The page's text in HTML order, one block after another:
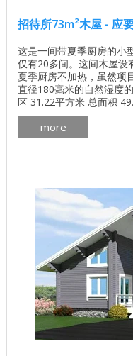
招待所73m²木屋 - 应
这是一间带夏季厨房的小
仅有20多间。这间木屋设
夏季厨房不加热，虽然项
直径180毫米的自然湿度
区 31.22平方米 总面积
楼面积 55.99平方米 二楼
32.62立方米 一套墙壁材
D180，天然保湿 ...
more